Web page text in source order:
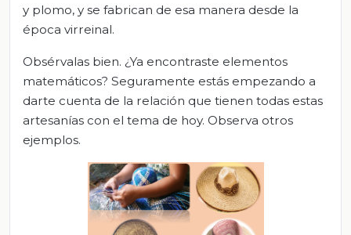
y plomo, y se fabrican de esa manera desde la
época virreinal.
Obsérvalas bien. ¿Ya encontraste elementos
matemáticos? Seguramente estás empezando a
darte cuenta de la relación que tienen todas estas
artesanías con el tema de hoy. Observa otros
ejemplos.